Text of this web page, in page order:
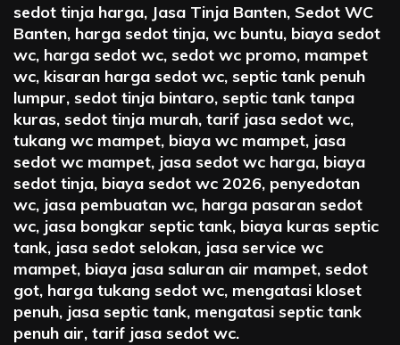
sedot tinja harga, Jasa Tinja Banten, Sedot WC
Banten, harga sedot tinja, wc buntu, biaya sedot
wc, harga sedot wc, sedot wc promo, mampet
wc, kisaran harga sedot wc, septic tank penuh
lumpur, sedot tinja bintaro, septic tank tanpa
kuras, sedot tinja murah, tarif jasa sedot wc,
tukang wc mampet, biaya wc mampet, jasa
sedot wc mampet, jasa sedot wc harga, biaya
sedot tinja, biaya sedot wc 2026, penyedotan
wc, jasa pembuatan wc, harga pasaran sedot
wc, jasa bongkar septic tank, biaya kuras septic
tank, jasa sedot selokan, jasa service wc
mampet, biaya jasa saluran air mampet, sedot
got, harga tukang sedot wc, mengatasi kloset
penuh, jasa septic tank, mengatasi septic tank
penuh air, tarif jasa sedot wc.